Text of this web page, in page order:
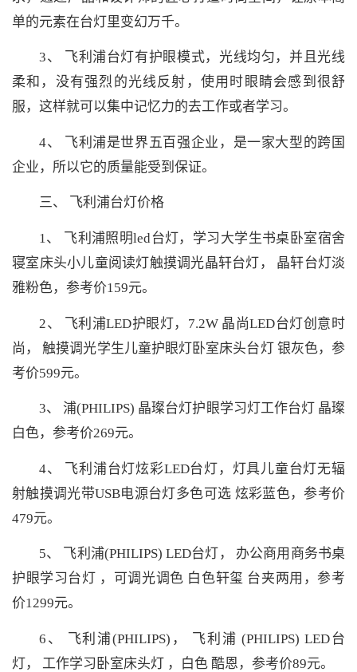
单的元素在台灯里变幻万千。
3、 飞利浦台灯有护眼模式，光线均匀，并且光线
柔和，没有强烈的光线反射，使用时眼睛会感到很舒
服，这样就可以集中记忆力的去工作或者学习。
4、 飞利浦是世界五百强企业，是一家大型的跨国
企业，所以它的质量能受到保证。
三、 飞利浦台灯价格
1、 飞利浦照明led台灯，学习大学生书桌卧室宿舍
寝室床头小儿童阅读灯触摸调光晶轩台灯， 晶轩台灯淡
雅粉色，参考价159元。
2、 飞利浦LED护眼灯，7.2W 晶尚LED台灯创意时
尚， 触摸调光学生儿童护眼灯卧室床头台灯 银灰色，参
考价599元。
3、 浦(PHILIPS) 晶璨台灯护眼学习灯工作台灯 晶璨
白色，参考价269元。
4、 飞利浦台灯炫彩LED台灯，灯具儿童台灯无辐
射触摸调光带USB电源台灯多色可选 炫彩蓝色，参考价
479元。
5、 飞利浦(PHILIPS) LED台灯， 办公商用商务书桌
护眼学习台灯 ，可调光调色 白色轩玺 台夹两用，参考
价1299元。
6、 飞利浦(PHILIPS)， 飞利浦 (PHILIPS) LED台
灯， 工作学习卧室床头灯 ，白色 酷恩，参考价89元。